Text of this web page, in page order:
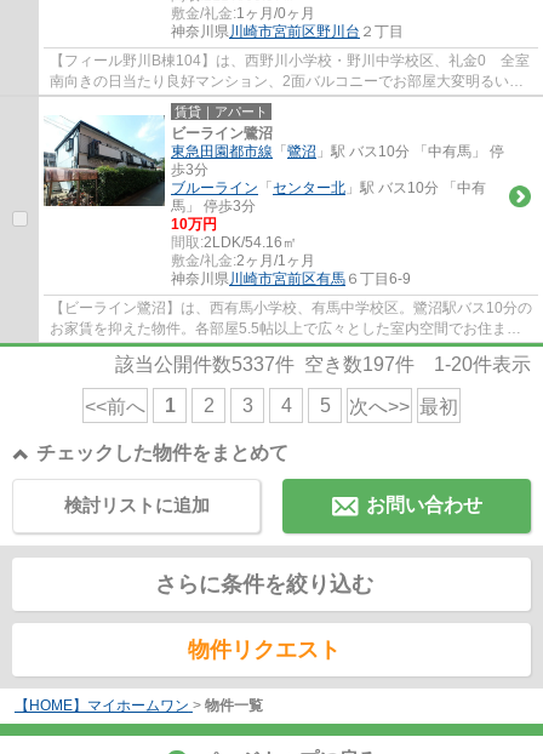
敷金/礼金:1ヶ月/0ヶ月
神奈川県川崎市宮前区野川台 ２丁目
【フィール野川B棟104】は、西野川小学校・野川中学校区、礼金0 全室
南向きの日当たり良好マンション、2面バルコニーでお部屋大変明るいで
す。
賃貸｜アパート
ビーライン鷺沼
東急田園都市線 「 鷺沼 」駅 バス10分 「中有馬」 停
歩3分
ブルーライン 「 センター北 」駅 バス10分 「中有
馬」 停歩3分
10万円
間取:2LDK/54.16㎡
敷金/礼金:2ヶ月/1ヶ月
神奈川県川崎市宮前区有馬 ６丁目6-9
【ビーライン鷺沼】は、西有馬小学校、有馬中学校区。鷺沼駅バス10分の
お家賃を抑えた物件。各部屋5.5帖以上で広々とした室内空間でお住まい
頂けます。鍵を持ち歩かなくて良いスマート...
該当公開件数5337件 空き数197件 1-20件表示
<<前へ 1 2 3 4 5 次へ>> 最初
チェックした物件をまとめて
お問い合わせ
検討リストに追加
さらに条件を絞り込む
物件リクエスト
【HOME】マイホームワン > 物件一覧